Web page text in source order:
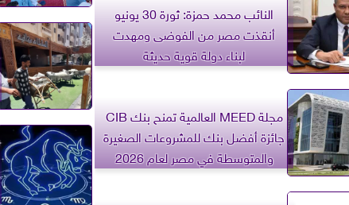
النائب محمد حمزة: ثورة 30 يونيو
أنقذت مصر من الفوضى ومهدت
لبناء دولة قوية حديثة
مجلة MEED العالمية تمنح بنك CIB
جائزة أفضل بنك للمشروعات الصغيرة
والمتوسطة في مصر لعام 2026